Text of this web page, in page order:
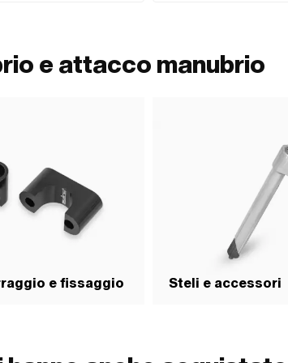
e attacco manubrio
e fissaggio Steli e accessori